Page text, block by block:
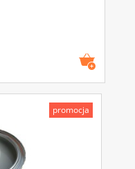
promocja